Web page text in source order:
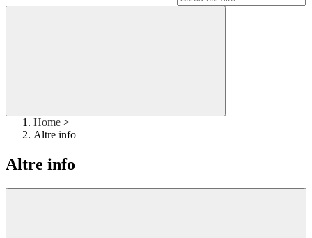
Home >
Altre info
Altre info